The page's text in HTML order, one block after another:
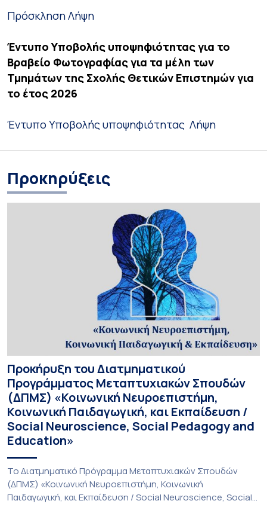
ΠρόσκλησηΛήψη
Έντυπο Υποβολής υποψηφιότητας για το
Βραβείο Φωτογραφίας για τα μέλη των
Τμημάτων της Σχολής Θετικών Επιστημών για
το έτος 2026
Έντυπο Υποβολής υποψηφιότητας Λήψη
Προκηρύξεις
Προκήρυξη του Διατμηματικού
Προγράμματος Μεταπτυχιακών Σπουδών
(ΔΠΜΣ) «Κοινωνική Νευροεπιστήμη,
Κοινωνική Παιδαγωγική, και Εκπαίδευση /
Social Neuroscience, Social Pedagogy and
Education»
Το Διατμηματικό Πρόγραμμα Μεταπτυχιακών Σπουδών
(ΔΠΜΣ) «Κοινωνική Νευροεπιστήμη, Κοινωνική
Παιδαγωγική, και Εκπαίδευση / Social Neuroscience, Social